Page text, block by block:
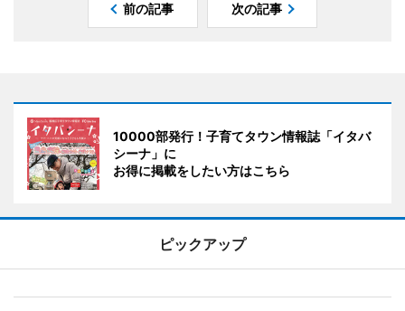
前の記事 次の記事
10000部発行！子育てタウン情報誌「イタバ
シーナ」に
お得に掲載をしたい方はこちら
ピックアップ